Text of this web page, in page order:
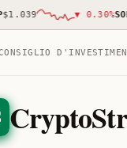
▼ 0.30% SOL